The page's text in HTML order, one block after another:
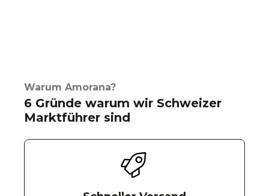
Warum Amorana?
6 Gründe warum wir Schweizer
Marktführer sind